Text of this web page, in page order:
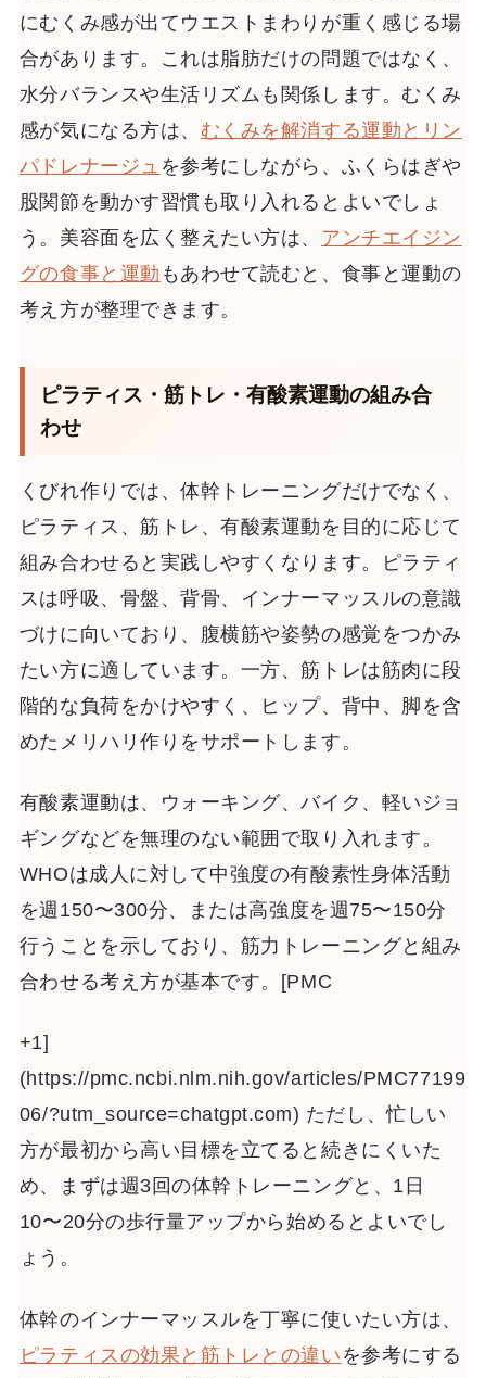
にむくみ感が出てウエストまわりが重く感じる場
合があります。これは脂肪だけの問題ではなく、
水分バランスや生活リズムも関係します。むくみ
感が気になる方は、 むくみを解消する運動とリン
パドレナージュ を参考にしながら、ふくらはぎや
股関節を動かす習慣も取り入れるとよいでしょ
う。美容面を広く整えたい方は、 アンチエイジン
グの食事と運動 もあわせて読むと、食事と運動の
考え方が整理できます。
ピラティス・筋トレ・有酸素運動の組み合
わせ
くびれ作りでは、体幹トレーニングだけでなく、
ピラティス、筋トレ、有酸素運動を目的に応じて
組み合わせると実践しやすくなります。ピラティ
スは呼吸、骨盤、背骨、インナーマッスルの意識
づけに向いており、腹横筋や姿勢の感覚をつかみ
たい方に適しています。一方、筋トレは筋肉に段
階的な負荷をかけやすく、ヒップ、背中、脚を含
めたメリハリ作りをサポートします。
有酸素運動は、ウォーキング、バイク、軽いジョ
ギングなどを無理のない範囲で取り入れます。
WHOは成人に対して中強度の有酸素性身体活動
を週150〜300分、または高強度を週75〜150分
行うことを示しており、筋力トレーニングと組み
合わせる考え方が基本です。[PMC
+1]
(https://pmc.ncbi.nlm.nih.gov/articles/PMC77199
06/?utm_source=chatgpt.com) ただし、忙しい
方が最初から高い目標を立てると続きにくいた
め、まずは週3回の体幹トレーニングと、1日
10〜20分の歩行量アップから始めるとよいでし
ょう。
体幹のインナーマッスルを丁寧に使いたい方は、
ピラティスの効果と筋トレとの違い を参考にする